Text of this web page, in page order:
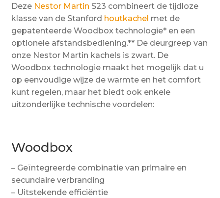
Deze Nestor Martin S23 combineert de tijdloze
klasse van de Stanford houtkachel met de
gepatenteerde Woodbox technologie* en een
optionele afstandsbediening.** De deurgreep van
onze Nestor Martin kachels is zwart. De
Woodbox technologie maakt het mogelijk dat u
op eenvoudige wijze de warmte en het comfort
kunt regelen, maar het biedt ook enkele
uitzonderlijke technische voordelen:
Woodbox
– Geïntegreerde combinatie van primaire en
secundaire verbranding
– Uitstekende efficiëntie